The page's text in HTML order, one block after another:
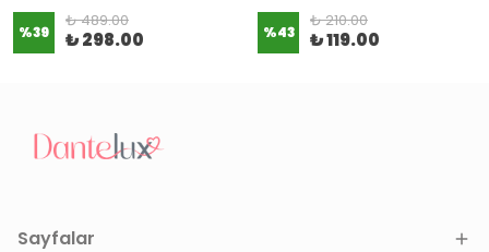
%39
₺ 489.00
₺ 298.00 %43
₺ 210.00
₺ 119.00
Sayfalar